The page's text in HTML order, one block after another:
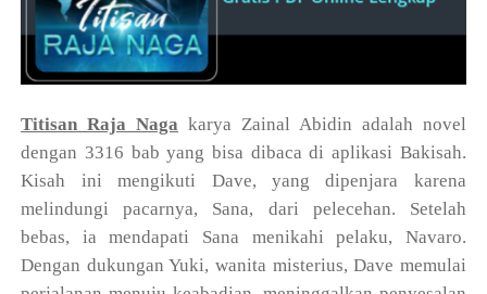
Titisan Raja Naga karya Zainal Abidin adalah novel
dengan 3316 bab yang bisa dibaca di aplikasi Bakisah.
Kisah ini mengikuti Dave, yang dipenjara karena
melindungi pacarnya, Sana, dari pelecehan. Setelah
bebas, ia mendapati Sana menikahi pelaku, Navaro.
Dengan dukungan Yuki, wanita misterius, Dave memulai